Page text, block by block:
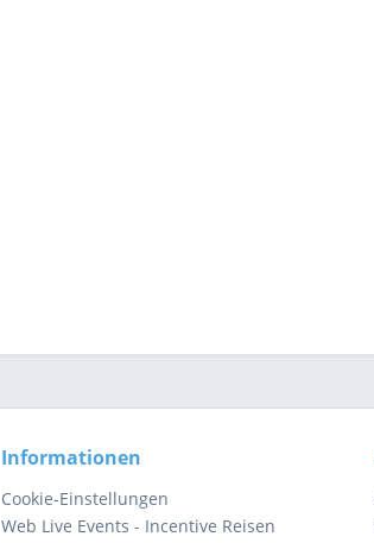
Informationen
Cookie-Einstellungen
Web Live Events - Incentive Reisen